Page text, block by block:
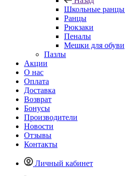
Школьные ранцы
Ранцы
Рюкзаки
Пеналы
Мешки для обуви
Пазлы
Акции
О нас
Оплата
Доставка
Возврат
Бонусы
Производители
Новости
Отзывы
Контакты
Личный кабинет